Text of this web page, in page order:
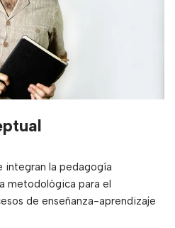
integran la pedagogía
metodológica para el
de enseñanza-aprendizaje